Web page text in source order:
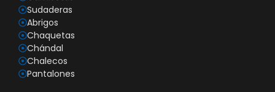
Sudaderas
Abrigos
Chaquetas
Chándal
Chalecos
Pantalones